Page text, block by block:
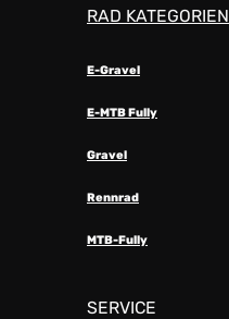
RAD KATEGORIEN
E-Gravel
E-MTB Fully
Gravel
Rennrad
MTB-Fully
SERVICE